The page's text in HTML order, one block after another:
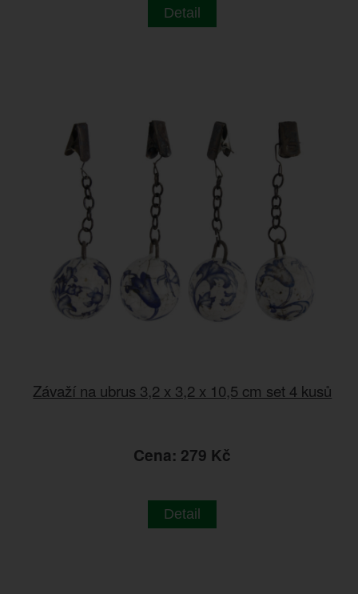
Detail
Závaží na ubrus 3,2 x 3,2 x 10,5 cm set 4 kusů
Cena: 279 Kč
Detail